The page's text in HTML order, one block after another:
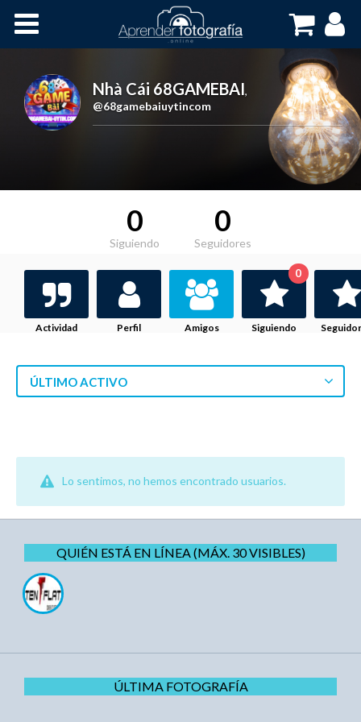
Cursos OnLine
Nhà Cái 68GAMEBAI,
@68gamebaiuytincom
0
Siguiendo
0
Seguidores
Actividad Perfil Amigos Siguiendo
0
ÚLTIMO ACTIVO
Lo sentimos, no hemos encontrado usuarios.
QUIÉN ESTÁ EN LÍNEA (MÁX. 30 VISIBLES)
ÚLTIMA FOTOGRAFÍA